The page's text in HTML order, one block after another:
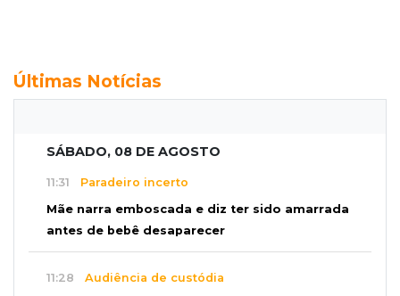
Últimas Notícias
SÁBADO, 08 DE AGOSTO
11:31 Paradeiro incerto
Mãe narra emboscada e diz ter sido amarrada
antes de bebê desaparecer
11:28 Audiência de custódia